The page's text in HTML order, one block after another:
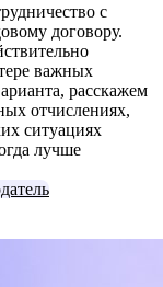
с
договору.
важных
расскажем
отчислениях,
ситуациях
лучше